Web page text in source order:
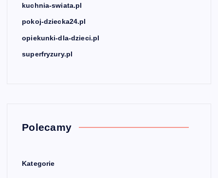
kuchnia-swiata.pl
pokoj-dziecka24.pl
opiekunki-dla-dzieci.pl
superfryzury.pl
Polecamy
Kategorie